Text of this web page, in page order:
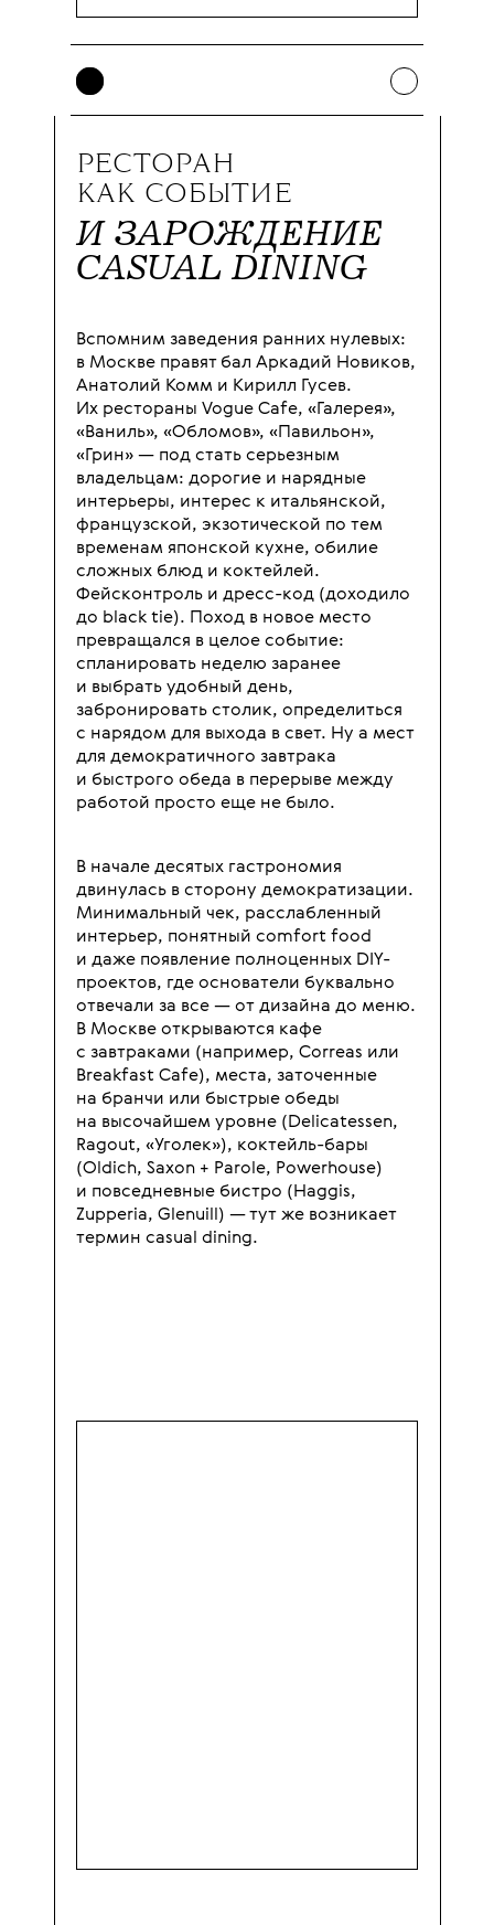
РЕСТОРАН
КАК СОБЫТИЕ
И ЗАРОЖДЕНИЕ
CASUAL DINING
Вспомним заведения ранних нулевых:
в Москве правят бал Аркадий Новиков,
Анатолий Комм и Кирилл Гусев.
Их рестораны Vogue Cafe, «Галерея»,
«Ваниль», «Обломов», «Павильон»,
«Грин» — под стать серьезным
владельцам: дорогие и нарядные
интерьеры, интерес к итальянской,
французской, экзотической по тем
временам японской кухне, обилие
сложных блюд и коктейлей.
Фейсконтроль и дресс-код (доходило
до black tie). Поход в новое место
превращался в целое событие:
спланировать неделю заранее
и выбрать удобный день,
забронировать столик, определиться
с нарядом для выхода в свет. Ну а мест
для демократичного завтрака
и быстрого обеда в перерыве между
работой просто еще не было.
В начале десятых гастрономия
двинулась в сторону демократизации.
Минимальный чек, расслабленный
интерьер, понятный comfort food
и даже появление полноценных DIY-
проектов, где основатели буквально
отвечали за все — от дизайна до меню.
В Москве открываются кафе
с завтраками (например, Correas или
Breakfast Cafe), места, заточенные
на бранчи или быстрые обеды
на высочайшем уровне (Delicatessen,
Ragout, «Уголек»), коктейль-бары
(Oldich, Saxon + Parole, Powerhouse)
и повседневные бистро (Haggis,
Zupperia, Glenuill) — тут же возникает
термин casual dining.